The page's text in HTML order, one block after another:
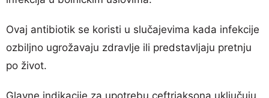
Ovaj antibiotik se koristi u slučajevima kada infekcije
ozbiljno ugrožavaju zdravlje ili predstavljaju pretnju
po život.
Glavne indikacije za upotrebu ceftriaksona uključuju